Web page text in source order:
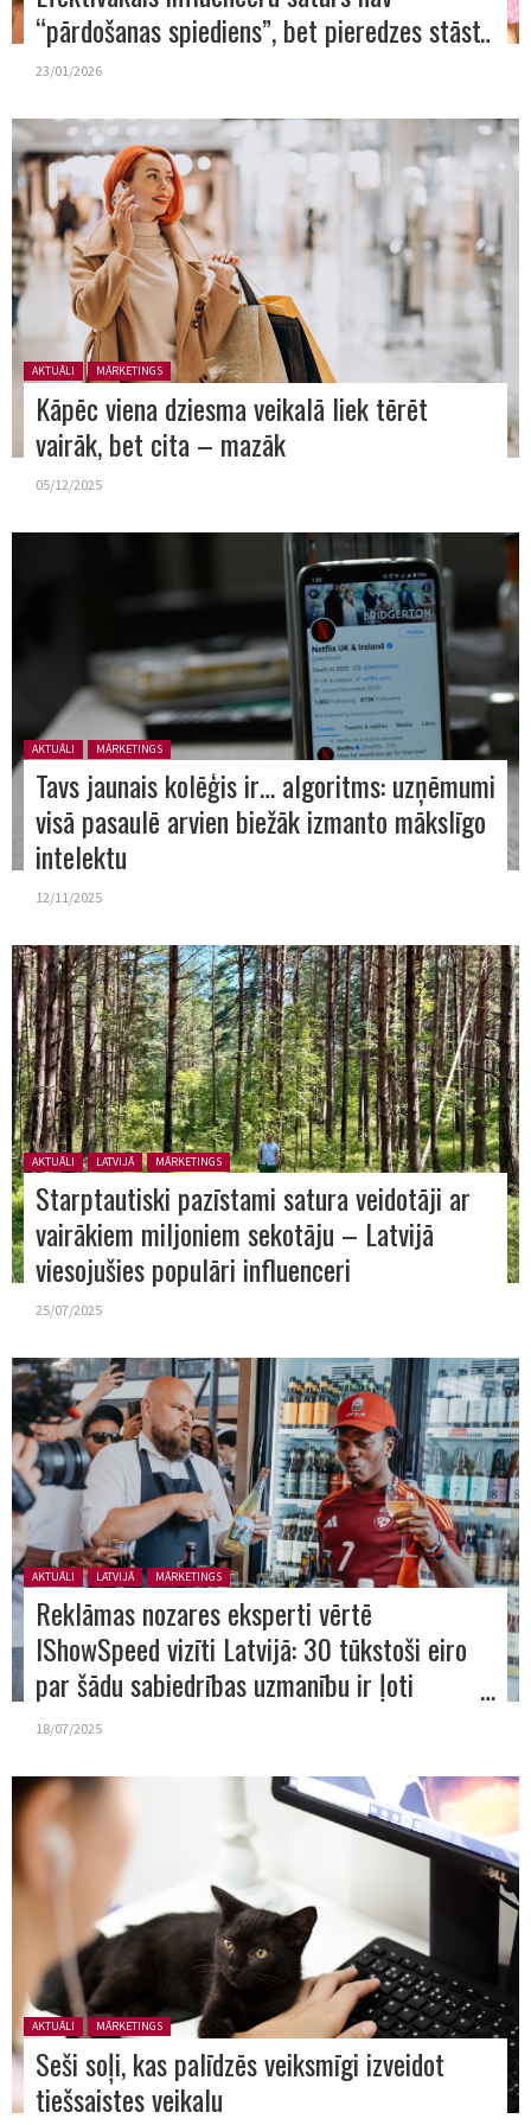
“pārdošanas spiediens”, bet pieredzes stāsts
23/01/2026
Posted in:
AKTUĀLI MĀRKETINGS
Kāpēc viena dziesma veikalā liek tērēt
vairāk, bet cita – mazāk
05/12/2025
Posted in:
AKTUĀLI MĀRKETINGS
Tavs jaunais kolēģis ir… algoritms: uzņēmumi
visā pasaulē arvien biežāk izmanto mākslīgo
intelektu
12/11/2025
Posted in:
AKTUĀLI LATVIJĀ MĀRKETINGS
Starptautiski pazīstami satura veidotāji ar
vairākiem miljoniem sekotāju – Latvijā
viesojušies populāri influenceri
25/07/2025
Posted in:
AKTUĀLI LATVIJĀ MĀRKETINGS
Reklāmas nozares eksperti vērtē
IShowSpeed vizīti Latvijā: 30 tūkstoši eiro
par šādu sabiedrības uzmanību ir ļoti
efektīva investīcija
18/07/2025
Posted in:
AKTUĀLI MĀRKETINGS
Seši soļi, kas palīdzēs veiksmīgi izveidot
tiešsaistes veikalu